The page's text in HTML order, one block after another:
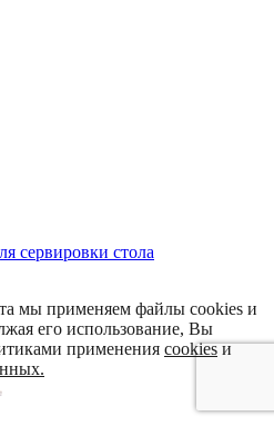
сервировки стола
мы применяем файлы cookies и
его использование, Вы
применения cookiesи